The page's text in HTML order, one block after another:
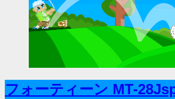
フォーティーン MT-